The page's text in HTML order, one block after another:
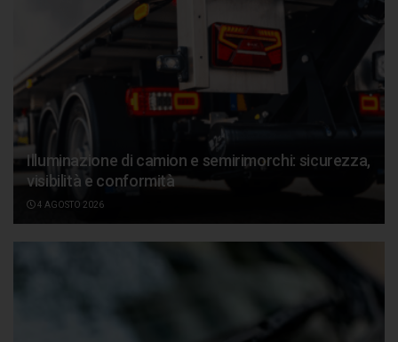
Illuminazione di camion e semirimorchi: sicurezza,
visibilità e conformità
4 AGOSTO 2026